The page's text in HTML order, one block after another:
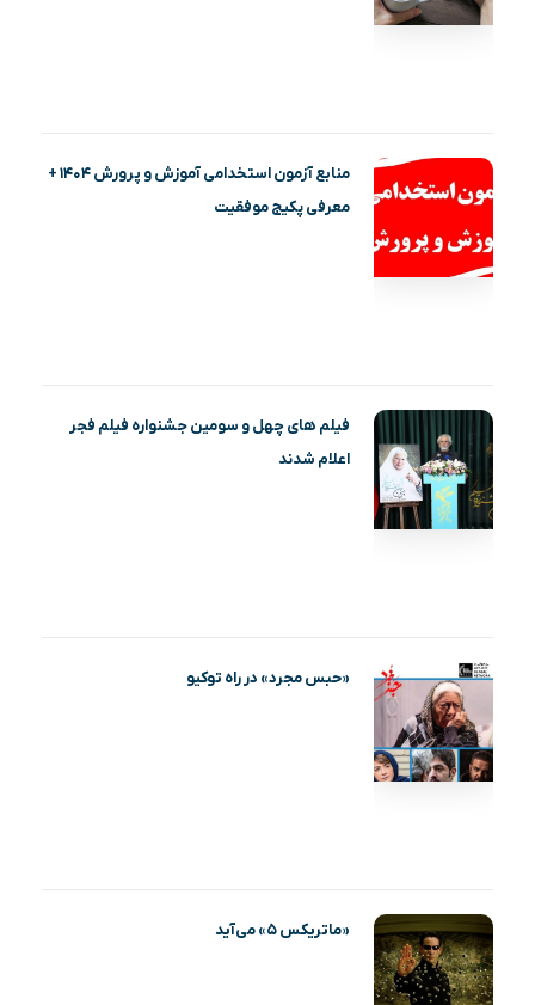
منابع آزمون استخدامی آموزش و پرورش ۱۴۰۴ +
معرفی پکیج موفقیت
فیلم‌ های چهل و سومین جشنواره فیلم فجر
اعلام شدند
«حبس مجرد» در راه توکیو
«ماتریکس ۵» می‌آید